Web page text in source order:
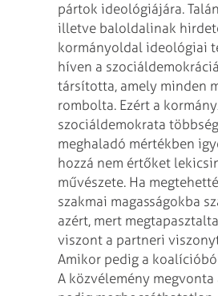
pártok ideológiájára.
illetve baloldalinak
kormányoldal ideológiai
híven a
társította, amely minden
rombolta. Ezért a
szociál­demokrata
meghaladó mértékben
hozzá nem értőket
művészete. Ha
szakmai magasságokba
azért, mert
viszont a partneri
Amikor pedig a
A közvélemény